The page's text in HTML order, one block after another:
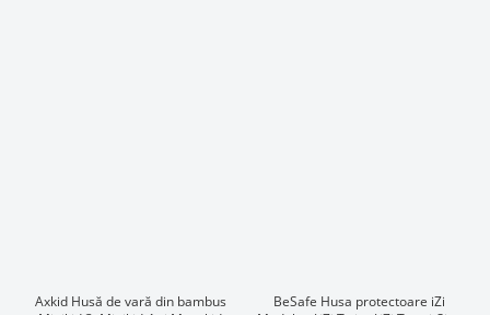
Axkid Husă de vară din bambus
BeSafe Husa protectoare iZi